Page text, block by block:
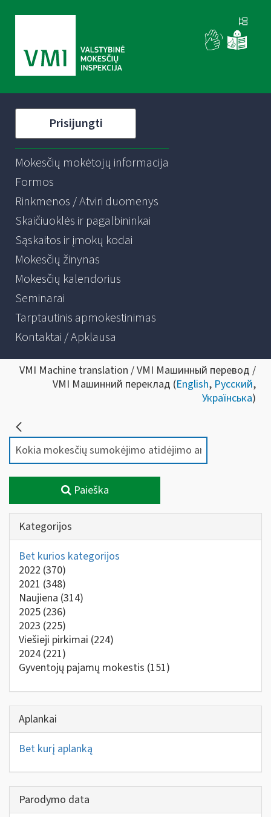
Prisijungti
Mokesčių mokėtojų informacija
Formos
Rinkmenos / Atviri duomenys
Skaičiuoklės ir pagalbininkai
Sąskaitos ir įmokų kodai
Mokesčių žinynas
Mokesčių kalendorius
Seminarai
Tarptautinis apmokestinimas
Kontaktai / Apklausa
VMI Machine translation / VMI Машинный перевод /
VMI Машинний переклад (English, Русский,
Українська)
Paieška
Kategorijos
Bet kurios kategorijos
2022 (370)
2021 (348)
Naujiena (314)
2025 (236)
2023 (225)
Viešieji pirkimai (224)
2024 (221)
Gyventojų pajamų mokestis (151)
Aplankai
Bet kurį aplanką
Parodymo data